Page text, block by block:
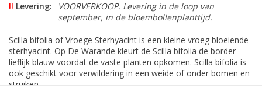
!! Levering:
VOORVERKOOP. Levering in de loop van
september, in de bloembollenplanttijd.
Scilla bifolia of Vroege Sterhyacint is een kleine vroeg bloeiende
sterhyacint. Op De Warande kleurt de Scilla bifolia de border
lieflijk blauw voordat de vaste planten opkomen. Scilla bifolia is
ook geschikt voor verwildering in een weide of onder bomen en
struiken.